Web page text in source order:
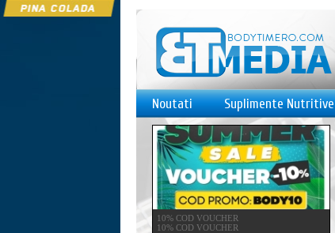
Noutati Suplimente Nutritive
10% COD VOUCHER
10% COD VOUCHER